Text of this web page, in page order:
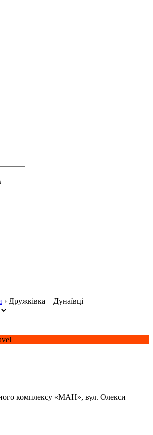
› Дружківка – Дунаївці
комплексу «МАН», вул. Олекси